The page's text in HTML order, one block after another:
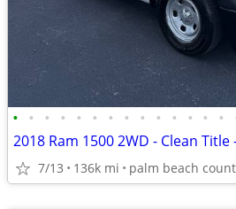
• • • • • • • • • • • • • •
2018 Ram 1500 2WD - Clean
7/13 136k mi palm beach